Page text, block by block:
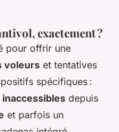
exactement ?
pour offrir une
voleurs et tentatives
spécifiques :
inaccessibles depuis
et parfois un